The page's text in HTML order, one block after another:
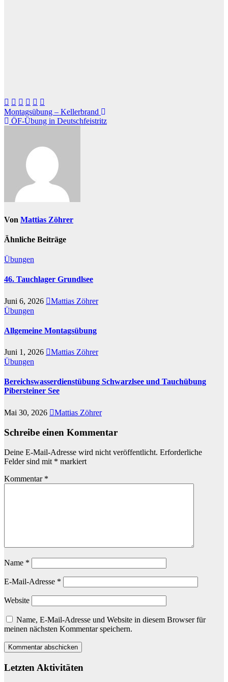
Beitragsnavigation
Montagsübung – Kellerbrand
ÖF-Übung in Deutschfeistritz
Von Mattias Zöhrer
Ähnliche Beiträge
Übungen
46. Tauchlager Grundlsee
Juni 6, 2026
Mattias Zöhrer
Übungen
Allgemeine Montagsübung
Juni 1, 2026
Mattias Zöhrer
Übungen
Bereichswasserdienstübung Schwarzlsee und Tauchübung
Pibersteiner See
Mai 30, 2026 Mattias Zöhrer
Schreibe einen Kommentar
Deine E-Mail-Adresse wird nicht veröffentlicht. Erforderliche
Felder sind mit * markiert
Kommentar *
Name *
E-Mail-Adresse *
Website
Name, E-Mail-Adresse und Website in diesem Browser für
meinen nächsten Kommentar speichern.
Letzten Aktivitäten